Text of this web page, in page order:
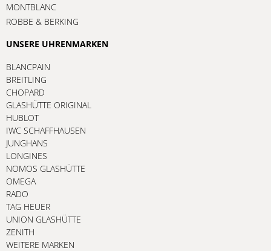
MONTBLANC
ROBBE & BERKING
UNSERE UHRENMARKEN
BLANCPAIN
BREITLING
CHOPARD
GLASHÜTTE ORIGINAL
HUBLOT
IWC SCHAFFHAUSEN
JUNGHANS
LONGINES
NOMOS GLASHÜTTE
OMEGA
RADO
TAG HEUER
UNION GLASHÜTTE
ZENITH
WEITERE MARKEN